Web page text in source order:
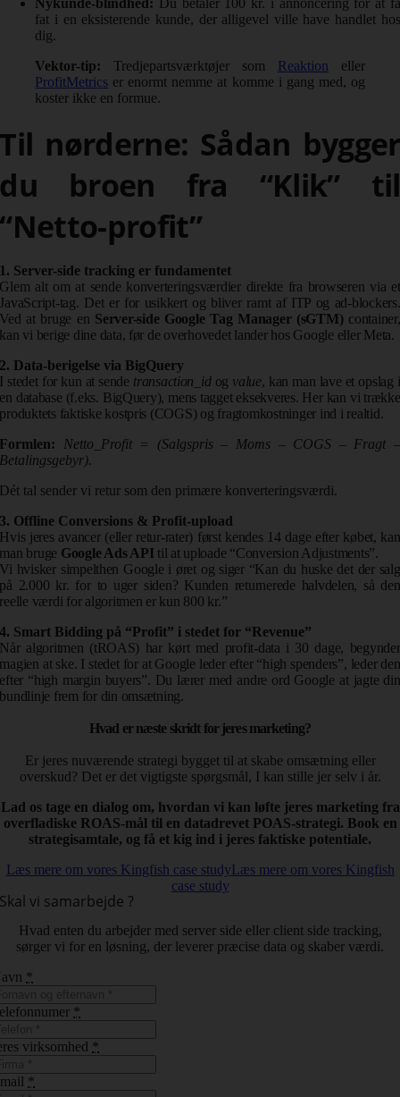
Nykunde-blindhed: Du betaler 100 kr. i annoncering for at få
fat i en eksisterende kunde, der alligevel ville have handlet hos
dig.
Vektor-tip: Tredjepartsværktøjer som Reaktion eller
ProfitMetrics er enormt nemme at komme i gang med, og
koster ikke en formue.
Til nørderne: Sådan bygger
du broen fra “Klik” til
“Netto-profit”
1. Server-side tracking er fundamentet
Glem alt om at sende konverteringsværdier direkte fra browseren via et
JavaScript-tag. Det er for usikkert og bliver ramt af ITP og ad-blockers.
Ved at bruge en Server-side Google Tag Manager (sGTM)container,
kan vi berige dine data, før de overhovedet lander hos Google eller Meta.
2. Data-berigelse via BigQuery
I stedet for kun at sende transaction_idog value, kan man lave et opslag i
en database (f.eks. BigQuery), mens tagget eksekveres. Her kan vi trække
produktets faktiske kostpris (COGS) og fragtomkostninger ind i realtid.
Formlen:
Netto_Profit = (Salgspris – Moms – COGS – Fragt –
Betalingsgebyr).
Dét tal sender vi retur som den primære konverteringsværdi.
3. Offline Conversions & Profit-upload
Hvis jeres avancer (eller retur-rater) først kendes 14 dage efter købet, kan
man bruge Google Ads API til at uploade “Conversion Adjustments”.
Vi hvisker simpelthen Google i øret og siger “Kan du huske det der salg
på 2.000 kr. for to uger siden? Kunden returnerede halvdelen, så den
reelle værdi for algoritmen er kun 800 kr.”
4. Smart Bidding på “Profit” i stedet for “Revenue”
Når algoritmen (tROAS) har kørt med profit-data i 30 dage, begynder
magien at ske. I stedet for at Google leder efter “high spenders”, leder den
efter “high margin buyers”. Du lærer med andre ord Google at jagte din
bundlinje frem for din omsætning.
Hvad er næste skridt for jeres marketing?
Er jeres nuværende strategi bygget til at skabe omsætning eller
overskud? Det er det vigtigste spørgsmål, I kan stille jer selv i år.
Lad os tage en dialog om, hvordan vi kan løfte jeres marketing fra
overfladiske ROAS-mål til en datadrevet POAS-strategi. Book en
strategisamtale, og få et kig ind i jeres faktiske potentiale.
Læs mere om vores Kingfish case studyLæs mere om vores Kingfish
case study
Skal vi samarbejde ?
Hvad enten du arbejder med server side eller client side tracking,
sørger vi for en løsning, der leverer præcise data og skaber værdi.
*
*
virksomhed *
*